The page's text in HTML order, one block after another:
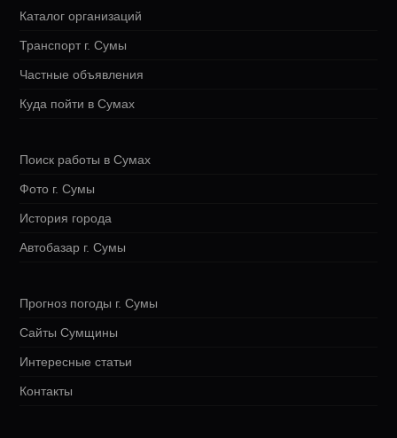
Каталог организаций
Транспорт г. Сумы
Частные объявления
Куда пойти в Сумах
Поиск работы в Сумах
Фото г. Сумы
История города
Автобазар г. Сумы
Прогноз погоды г. Сумы
Сайты Сумщины
Интересные статьи
Контакты